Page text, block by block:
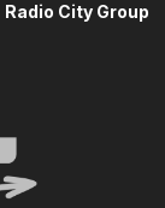
Radio City Group